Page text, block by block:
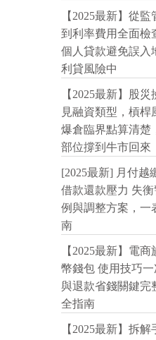
【2025最新】從
到利率費用全面檢
個人貸款避免誤入
利貸風險中
【2025最新】股
見融資類型，槓桿
爆倉臨界點算清楚
部位撐到牛市回來
[2025最新] 月付越
借款還款壓力 失
例與調整方案，一
南
【2025最新】電
幣錢包 使用技巧
與退款省錢關鍵完
全指南
【2025最新】拆